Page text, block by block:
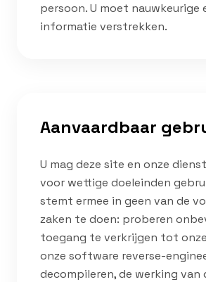
persoon. U moet nauwkeurige
informatie verstrekken.
Aanvaardbaar
U mag deze site en onze
voor wettige doeleinden
stemt ermee in geen van de
zaken te doen: proberen
toegang te verkrijgen tot
onze software reverse-
decompileren, de werking van